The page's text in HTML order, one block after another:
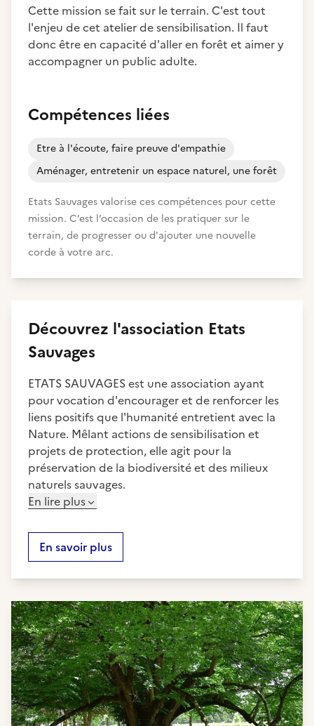
Cette mission se fait sur le terrain. C'est tout
l'enjeu de cet atelier de sensibilisation. Il faut
donc être en capacité d'aller en forêt et aimer y
accompagner un public adulte.
Compétences liées
Etre à l'écoute, faire preuve d'empathie
Aménager, entretenir un espace naturel, une forêt
Etats Sauvages valorise ces compétences pour cette
mission. C’est l’occasion de les pratiquer sur le
terrain, de progresser ou d'ajouter une nouvelle
corde à votre arc.
Découvrez l'association Etats
Sauvages
ETATS SAUVAGES est une association ayant
pour vocation d'encourager et de renforcer les
liens positifs que l'humanité entretient avec la
Nature. Mêlant actions de sensibilisation et
projets de protection, elle agit pour la
préservation de la biodiversité et des milieux
naturels sauvages.
En lire plus
En savoir plus